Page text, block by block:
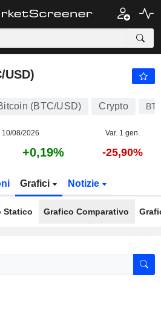
USD)
(BTC/USD) Crypto
08/2026 Var. 1 gen.
+0,19% -25,90%
Grafici Notizie
Statico Grafico Comparativo